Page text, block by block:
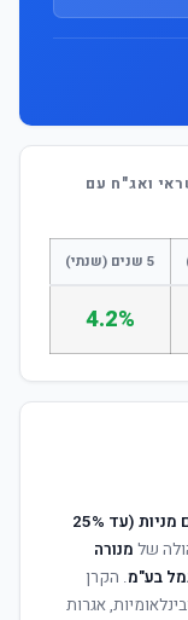
ואג"ח עם
5 שנים (שנתי)
4.2%
אומגה קרן השתלמות מסלול אשראי ואג"ח עם מניות (עד 25%
של מנורה
בע"מ. הקרן
אגרות